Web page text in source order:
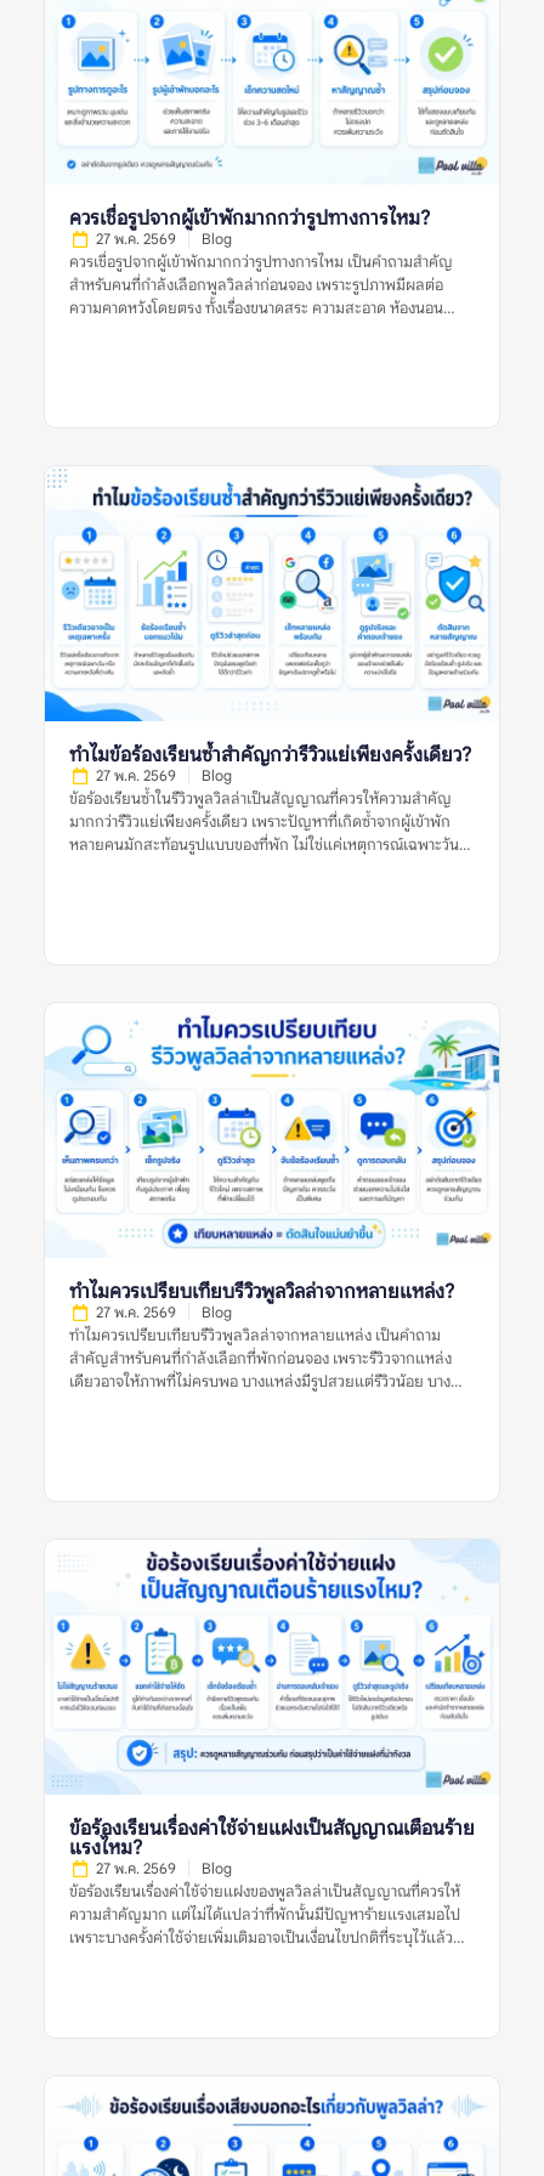
บ้านตรงกับรูปไหม สระสะอาดหรือเปล่า ห้องนอนพอสำหรับจำนวน
คนจริงไหม ห้องน้ำใช้งานสะดวกไหม ทำเลเดินทางง่ายหรือไม่ และมี
ค่าใช้จ่ายเพิ่มเติมที่ควรรู้ก่อนจองหรือเปล่า ตัวอย่างรีวิวที่มีประโยชน์
คือรีวิวที่บอกว่า “ไป 10 คน ห้องนอนพอดี เตียงเสริมใช้ได้ สระน้ำ
สะอาด แต่ทางเข้าค่อนข้างแคบ ควรใช้รถส่วนตัว” รีวิวแบบนี้ช่วยให้
ผู้อ่านประเมินได้ดีกว่าคำสั้น ๆ […]
ควรเชื่อรูปจากผู้เข้าพักมากกว่ารูปทางการไหม?
27 พ.ค. 2569 Blog
ควรเชื่อรูปจากผู้เข้าพักมากกว่ารูปทางการไหม เป็นคำถามสำคัญ
สำหรับคนที่กำลังเลือกพูลวิลล่าก่อนจอง เพราะรูปภาพมีผลต่อ
ความคาดหวังโดยตรง ทั้งเรื่องขนาดสระ ความสะอาด ห้องนอน
ทางการร่วมกัน แล้วตรวจหลายสัญญาณประกอบ เช่น วันที่ของรีวิว
และข้อมูลจากหลายแหล่ง ก่อนตัดสินใจจองพูลวิลล่า ควรเชื่อรูป
จากผู้เข้าพักมากกว่ารูปทางการไหม หมายถึงอะไร? ควรเชื่อรูปจากผู้
เข้าพักมากกว่ารูปทางการไหม หมายถึงการพิจารณาว่ารูปประเภทใด
น่าใช้เป็นข้อมูลประกอบการตัดสินใจมากกว่า ระหว่างรูปที่เจ้าของ
ที่พักหรือแพลตฟอร์มจัดทำอย่างเป็นทางการ กับรูปที่ผู้เข้าพักจริง
ถ่ายและแนบไว้ในรีวิว รูปทางการมักถ่ายด้วยแสงดี มุมดี และจัด
พื้นที่ให้ดูพร้อมที่สุด จึงช่วยให้เห็นภาพรวมของที่พักได้ชัด เช่น
โครงสร้างบ้าน สไตล์การตกแต่ง มุมสระ พื้นที่นั่งเล่น และห้องนอน
หลัก แต่ข้อจำกัดคืออาจไม่สะท้อนสภาพปัจจุบัน หากรูปถ่ายไว้นาน
หรือถ่ายเฉพาะมุมที่ดีที่สุด ส่วนรูปจากผู้เข้าพักมักมีความเป็น
ธรรมชาติมากกว่า เห็นสภาพบ้านตอนใช้งานจริง เช่น สระหลังมีคน
เล่น ห้องน้ำที่ใช้งานจริง พื้นที่ครัว ที่จอดรถ หรือมุมที่รูปทางการไม่
ได้แสดง อย่างไรก็ตาม รูปจากผู้เข้าพักก็มีข้อจำกัดเช่นกัน เพราะ
อาจถ่ายในวันที่แสงไม่ดี มุมไม่สวย หรือสะท้อนเหตุการณ์เฉพาะวัน
ดังนั้น การเปรียบเทียบรูปทั้งสองประเภทจึงสำคัญกว่าการเลือกเชื่อ
ฝ่ายใดฝ่ายหนึ่งทั้งหมด […]
ทำไมข้อร้องเรียนซ้ำสำคัญกว่ารีวิวแย่เพียงครั้งเดียว?
27 พ.ค. 2569 Blog
ข้อร้องเรียนซ้ำในรีวิวพูลวิลล่าเป็นสัญญาณที่ควรให้ความสำคัญ
มากกว่ารีวิวแย่เพียงครั้งเดียว เพราะปัญหาที่เกิดซ้ำจากผู้เข้าพัก
หลายคนมักสะท้อนรูปแบบของที่พัก ไม่ใช่แค่เหตุการณ์เฉพาะวัน
แอร์ไม่เย็น ห้องนอนไม่ตรงรูป คืนเงินมัดจำช้า หรือมีค่าใช้จ่ายไม่
ก่อนจอง การอ่านรีวิวพูลวิลล่าอย่างรอบคอบจึงไม่ใช่การหารีวิวที่ดี
ที่สุดหรือแย่ที่สุด แต่คือการดูแนวโน้มจากหลายรีวิว หลายช่วงเวลา
และหลายแหล่งข้อมูลร่วมกัน ข้อร้องเรียนซ้ำในรีวิวพูลวิลล่าหมาย
ถึงอะไร? ข้อร้องเรียนซ้ำในรีวิวพูลวิลล่า หมายถึงปัญหาเดียวกัน
หรือปัญหาคล้ายกันที่ปรากฏในรีวิวจากผู้เข้าพักหลายคน เช่น หลาย
คนบอกว่าสระน้ำขุ่น หลายรีวิวพูดถึงห้องน้ำมีกลิ่น หรือหลายแหล่ง
ระบุว่าเจ้าของที่พักตอบช้าเมื่อเกิดปัญหา ข้อร้องเรียนซ้ำมีน้ำหนัก
มากกว่ารีวิวแย่เดี่ยว ๆ เพราะช่วยบอกว่าปัญหานั้นอาจไม่ได้เกิดขึ้น
แบบบังเอิญ แต่เป็นสิ่งที่พบได้บ่อยหรือยังไม่ได้รับการแก้ไขอย่าง
จริงจัง ตัวอย่างข้อร้องเรียนซ้ำที่ควรระวัง ได้แก่: รีวิวแย่หนึ่งรีวิวอาจ
เป็นเพียงประสบการณ์เฉพาะครั้ง แต่ข้อร้องเรียนซ้ำในรีวิวพูลวิลล่า
ข้อร้องเรียนซ้ำจึงสำคัญกว่ารีวิวแย่ครั้งเดียว? รีวิวแย่เพียงครั้งเดียว
อาจสะท้อนปัญหาจริง แต่ยังไม่เพียงพอที่จะสรุปว่าที่พักมีมาตรฐาน
ไม่ดีเสมอไป ผู้เข้าพักแต่ละคนมีความคาดหวังต่างกัน บางคนอาจให้
คะแนนต่ำเพราะไม่พอใจกฎบ้าน บางคนอาจเจอเหตุการณ์เฉพาะวัน
เช่น ฝนตก ไฟดับชั่วคราว หรือแม่บ้านเข้าทำความสะอาดล่าช้า แต่ถ้า
ปัญหาเดิมปรากฏซ้ำหลายครั้ง โดยเฉพาะในรีวิวล่าสุดหรือในหลาย
ทำไมควรเปรียบเทียบรีวิวพูลวิลล่าจากหลายแหล่ง?
27 พ.ค. 2569 Blog
ทำไมควรเปรียบเทียบรีวิวพูลวิลล่าจากหลายแหล่ง เป็นคำถาม
สำคัญสำหรับคนที่กำลังเลือกที่พักก่อนจอง เพราะรีวิวจากแหล่ง
เดียวอาจให้ภาพที่ไม่ครบพอ บางแหล่งมีรูปสวยแต่รีวิวน้อย บาง
ของเจ้าของที่พัก สิ่งสำคัญคือไม่ควรตัดสินจากรีวิวเดียว รูปเดียว
ก่อนตัดสินใจจอง ทำไมควรเปรียบเทียบรีวิวพูลวิลล่าจากหลาย
แหล่ง หมายถึงอะไร? ทำไมควรเปรียบเทียบรีวิวพูลวิลล่าจากหลาย
แหล่ง หมายถึงการนำข้อมูลจากหลายแพลตฟอร์มหรือหลาย
ประกาศไว้หรือไม่ ไม่ใช่ดูรีวิวจากที่เดียวแล้วสรุปทันทีว่าที่พักดีหรือ
ไม่ดี รีวิวแต่ละแหล่งมีจุดแข็งต่างกัน บางแพลตฟอร์มมีรีวิวจากผู้
เข้าพักจริงจำนวนมาก บางแหล่งมีรูปจากผู้ใช้ที่ช่วยยืนยันสภาพ
ปัจจุบัน บางแหล่งมีคอมเมนต์ที่พูดตรง ๆ เกี่ยวกับข้อเสีย เช่น ทาง
เข้ายาก สระไม่สะอาด กฎเสียงเข้มงวด หรือมีค่าใช้จ่ายเพิ่มเติม การ
เปรียบเทียบจึงไม่ได้ทำเพื่อจับผิดที่พัก แต่ทำเพื่อให้เห็นข้อเท็จจริง
รอบด้าน โดยเฉพาะพูลวิลล่าที่มีราคาต่อคืนค่อนข้างสูงและมักจอง
สำหรับหลายคน หากเลือกผิด ผลกระทบจะเกิดกับทั้งกลุ่ม ไม่ใช่แค่
ผู้จองคนเดียว ทำไมเรื่องนี้จึงสำคัญก่อนจองพูลวิลล่า? พูลวิลล่ามี
รายละเอียดมากกว่าที่พักทั่วไป เพราะต้องดูทั้งบ้านทั้งหลัง สระว่าย
น้ำ ห้องนอน ห้องน้ำ ครัว พื้นที่จอดรถ กฎบ้าน และเงื่อนไขค่าใช้จ่าย
หากดูรีวิวจากแหล่งเดียว อาจเห็นเฉพาะมุมที่แหล่งนั้นนำเสนอเด่น
ที่สุด ตัวอย่างเช่น […]
ข้อร้องเรียนเรื่องค่าใช้จ่ายแฝงเป็นสัญญาณเตือนร้าย
แรงไหม?
27 พ.ค. 2569 Blog
ข้อร้องเรียนเรื่องค่าใช้จ่ายแฝงของพูลวิลล่าเป็นสัญญาณที่ควรให้
ความสำคัญมาก แต่ไม่ได้แปลว่าที่พักนั้นมีปัญหาร้ายแรงเสมอไป
เพราะบางครั้งค่าใช้จ่ายเพิ่มเติมอาจเป็นเงื่อนไขปกติที่ระบุไว้แล้ว
กัน ไม่ใช่ตัดสินจากรีวิวเดียว รูปเดียว หรือคำร้องเรียนเดียว ข้อร้อง
เรียนเรื่องค่าใช้จ่ายแฝงของพูลวิลล่าหมายถึงอะไร? ข้อร้องเรียน
เรื่องค่าใช้จ่ายแฝงของพูลวิลล่า หมายถึงรีวิวที่ผู้เข้าพักพูดถึงค่าใช้
จ่ายที่ไม่คาดคิดหรือไม่เข้าใจตั้งแต่แรก เช่น ราคาที่เห็นในประกาศ
ไม่ใช่ราคาสุทธิ มีค่าทำความสะอาดเพิ่ม มีค่าคนเกิน ค่าไฟ ค่าปรับ